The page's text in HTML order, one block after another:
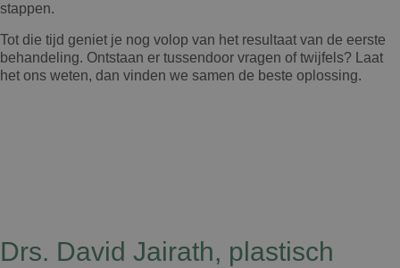
stappen.
Tot die tijd geniet je nog volop van het resultaat van de eerste
behandeling. Ontstaan er tussendoor vragen of twijfels? Laat
het ons weten, dan vinden we samen de beste oplossing.
Drs. David Jairath, plastisch